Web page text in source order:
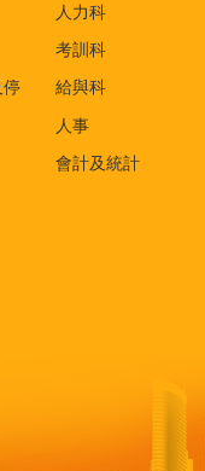
停
人力科
考訓科
給與科
人事
會計及統計